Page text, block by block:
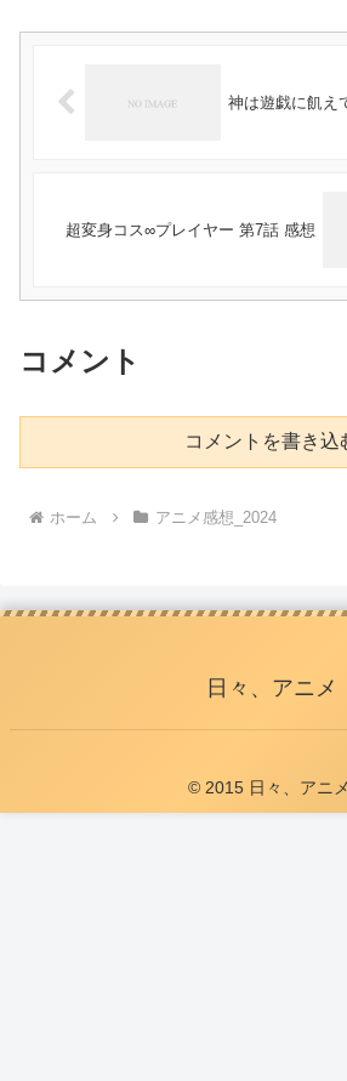
神は遊戯に飢
超変身コス∞プレイヤー 第7話 感想
コメント
コメントを書き込
ホーム アニメ感想_2024
日々、アニメ
© 2015 日々、アニ